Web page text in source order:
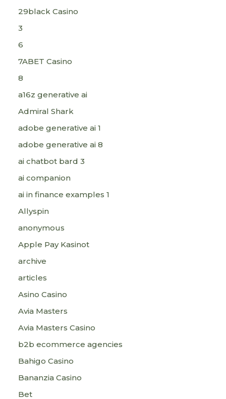
29black Casino
3
6
7ABET Casino
8
a16z generative ai
Admiral Shark
adobe generative ai 1
adobe generative ai 8
ai chatbot bard 3
ai companion
ai in finance examples 1
Allyspin
anonymous
Apple Pay Kasinot
archive
articles
Asino Casino
Avia Masters
Avia Masters Casino
b2b ecommerce agencies
Bahigo Casino
Bananzia Casino
Bet